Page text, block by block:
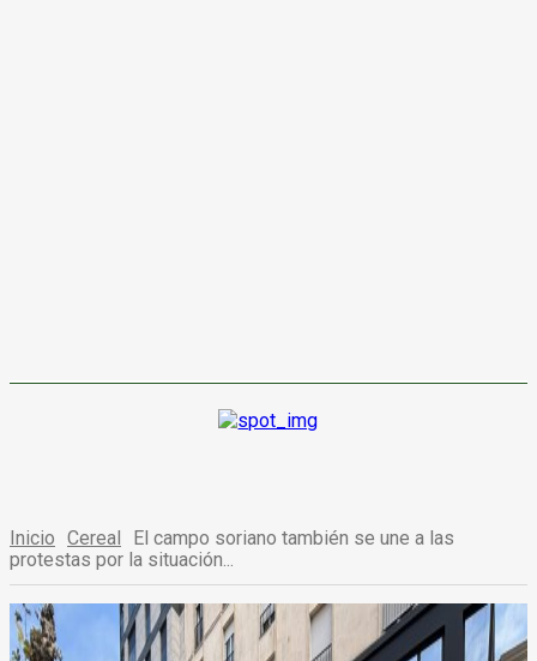
Inicio Cereal
El campo soriano también se une a las
protestas por la situación...